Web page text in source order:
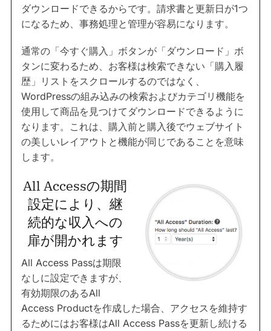
ダウンロードできるからです。請求書と更新日が1つ
になるため、事務処理と管理が容易になります。
通常の「今すぐ購入」ボタンが「ダウンロード」ボ
タンに変わるため、お客様は検索できない「購入履
歴」リストをスクロールするのではなく、
WordPressの組み込みの検索およびカテゴリ機能を
使用して商品を見つけてダウンロードできるように
なります。これは、購入前と購入後でウェブサイト
の美しいレイアウトと機能が同じであることを意味
します。
All Accessの期間
設定により、継
続的な収入への
扉が開かれます
All Access Passは期限
なしに設定できますが、
有効期限のあるAll
Access Productを作成した場合、アクセスを維持す
るためにはお客様はAll Access Passを更新し続ける